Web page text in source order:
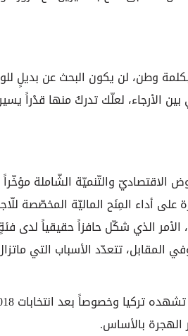
وطن، لن يكون البحث عن بديلٍ
الأرجاء، لعلّك تدركُ منها قدْراً
الاقتصاديّ والتّنميّة الشّاملة مؤخّراً
أداء المِنَح الماليّة المخصّصة
الأمر الذي شكّل حافزاً حقيقياً لدى
المقابل، تتعدّد الأسباب التي
الهجرة بالأساس.